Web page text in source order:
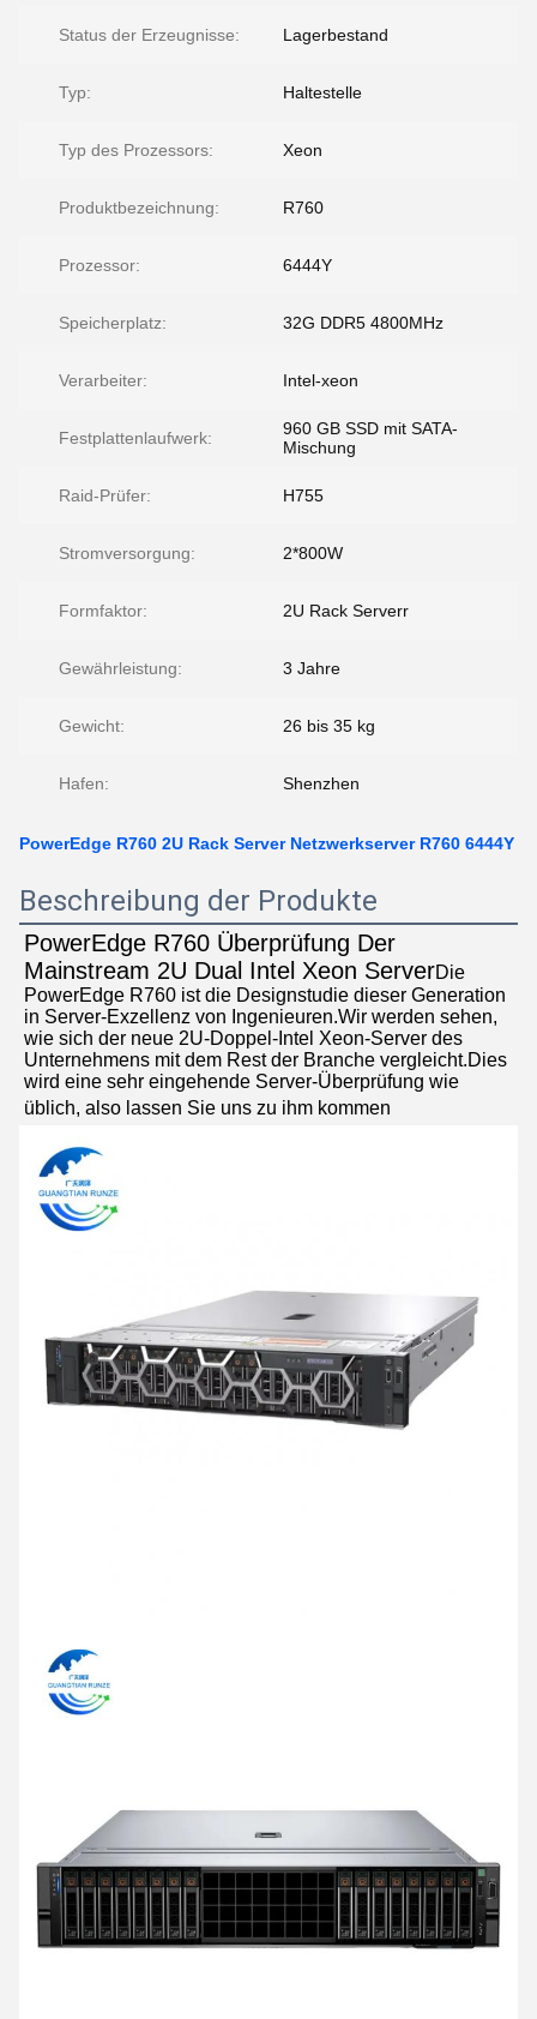
Status der Erzeugnisse: Lagerbestand
Typ: Haltestelle
Typ des Prozessors: Xeon
Produktbezeichnung: R760
Prozessor: 6444Y
Speicherplatz: 32G DDR5 4800MHz
Verarbeiter: Intel-xeon
Festplattenlaufwerk:
960 GB SSD mit SATA-
Mischung
Raid-Prüfer: H755
Stromversorgung: 2*800W
Formfaktor: 2U Rack Serverr
Gewährleistung: 3 Jahre
Gewicht: 26 bis 35 kg
Hafen: Shenzhen
PowerEdge R760 2U Rack Server Netzwerkserver R760 6444Y
Beschreibung der Produkte
PowerEdge R760 Überprüfung Der
Mainstream 2U Dual Intel Xeon ServerDie
PowerEdge R760 ist die Designstudie dieser Generation
in Server-Exzellenz von Ingenieuren.Wir werden sehen,
wie sich der neue 2U-Doppel-Intel Xeon-Server des
Unternehmens mit dem Rest der Branche vergleicht.Dies
wird eine sehr eingehende Server-Überprüfung wie
üblich, also lassen Sie uns zu ihm kommen